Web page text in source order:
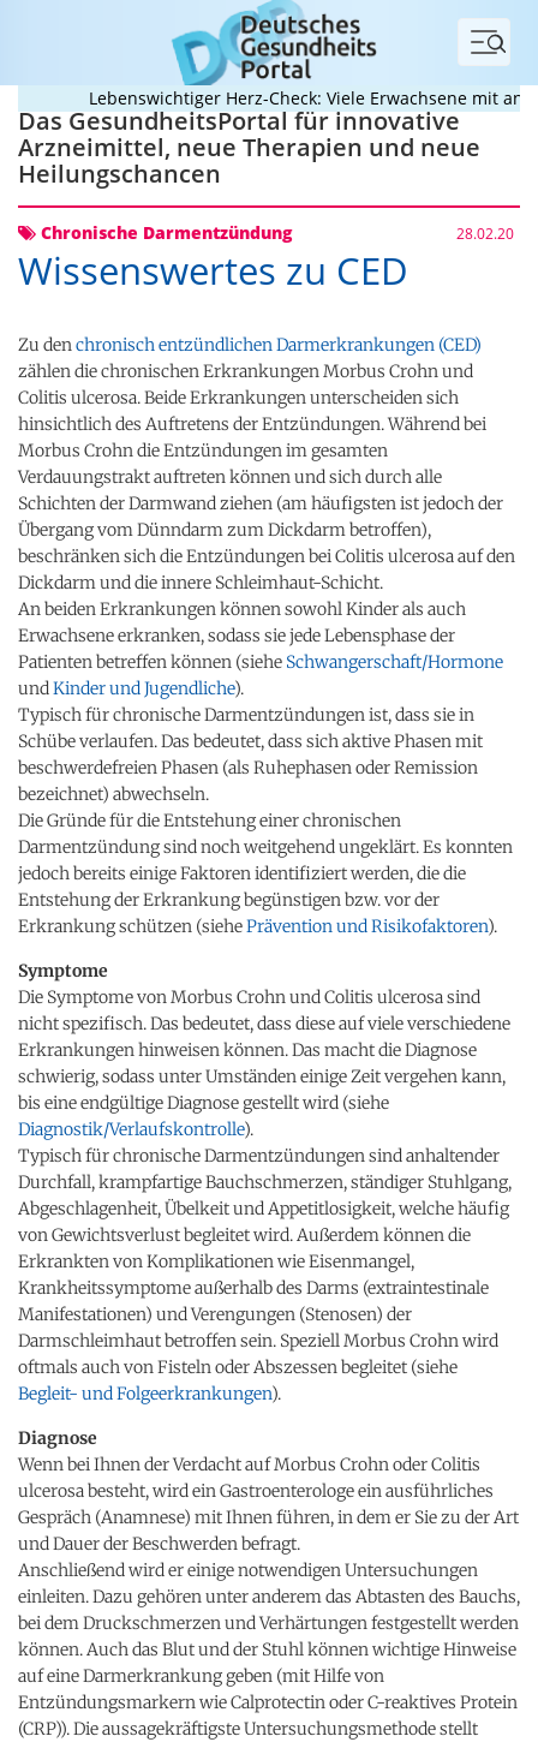
Menü
Lebenswichtiger Herz-Check: Viele Erwachsene mit
Das GesundheitsPortal für innovative
Arzneimittel, neue Therapien und neue
Heilungschancen
28.02.20
Chronische Darmentzündung
Wissenswertes zu CED
Zu denchronisch entzündlichen Darmerkrankungen (CED)
zählen die chronischen Erkrankungen Morbus Crohn und
Colitis ulcerosa. Beide Erkrankungen unterscheiden sich
hinsichtlich des Auftretens der Entzündungen. Während bei
Morbus Crohn die Entzündungen im gesamten
Verdauungstrakt auftreten können und sich durch alle
Schichten der Darmwand ziehen (am häufigsten ist jedoch der
Übergang vom Dünndarm zum Dickdarm betroffen),
beschränken sich die Entzündungen bei Colitis ulcerosa auf den
Dickdarm und die innere Schleimhaut-Schicht.
An beiden Erkrankungen können sowohl Kinder als auch
Erwachsene erkranken, sodass sie jede Lebensphase der
Patienten betreffen können (siehe Schwangerschaft/Hormone
undKinder und Jugendliche).
Typisch für chronische Darmentzündungen ist, dass sie in
Schübe verlaufen. Das bedeutet, dass sich aktive Phasen mit
beschwerdefreien Phasen (als Ruhephasen oder Remission
bezeichnet) abwechseln.
Die Gründe für die Entstehung einer chronischen
Darmentzündung sind noch weitgehend ungeklärt. Es konnten
jedoch bereits einige Faktoren identifiziert werden, die die
Entstehung der Erkrankung begünstigen bzw. vor der
Erkrankung schützen (siehePrävention und Risikofaktoren).
Symptome
Die Symptome von Morbus Crohn und Colitis ulcerosa sind
nicht spezifisch. Das bedeutet, dass diese auf viele verschiedene
Erkrankungen hinweisen können. Das macht die Diagnose
schwierig, sodass unter Umständen einige Zeit vergehen kann,
bis eine endgültige Diagnose gestellt wird (siehe
Diagnostik/Verlaufskontrolle).
Typisch für chronische Darmentzündungen sind anhaltender
Durchfall, krampfartige Bauchschmerzen, ständiger Stuhlgang,
Abgeschlagenheit, Übelkeit und Appetitlosigkeit, welche häufig
von Gewichtsverlust begleitet wird. Außerdem können die
Erkrankten von Komplikationen wie Eisenmangel,
Krankheitssymptome außerhalb des Darms (extraintestinale
Manifestationen) und Verengungen (Stenosen) der
Darmschleimhaut betroffen sein. Speziell Morbus Crohn wird
oftmals auch von Fisteln oder Abszessen begleitet (siehe
Begleit- und Folgeerkrankungen).
Diagnose
Wenn bei Ihnen der Verdacht auf Morbus Crohn oder Colitis
ulcerosa besteht, wird ein Gastroenterologe ein ausführliches
Gespräch (Anamnese) mit Ihnen führen, in dem er Sie zu der Art
und Dauer der Beschwerden befragt.
Anschließend wird er einige notwendigen Untersuchungen
einleiten. Dazu gehören unter anderem das Abtasten des Bauchs,
bei dem Druckschmerzen und Verhärtungen festgestellt werden
können. Auch das Blut und der Stuhl können wichtige Hinweise
auf eine Darmerkrankung geben (mit Hilfe von
Entzündungsmarkern wie Calprotectin oder C-reaktives Protein
(CRP)). Die aussagekräftigste Untersuchungsmethode stellt